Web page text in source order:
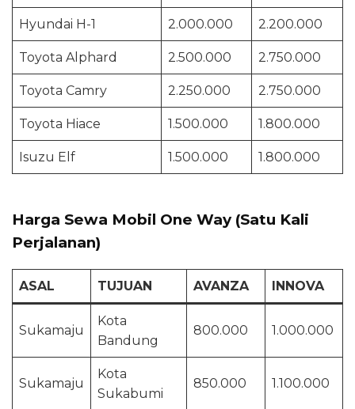
Hyundai H-1 2.000.000 2.200.000
Toyota Alphard 2.500.000 2.750.000
Toyota Camry 2.250.000 2.750.000
Toyota Hiace 1.500.000 1.800.000
Isuzu Elf 1.500.000 1.800.000
Harga Sewa Mobil One Way (Satu Kali
Perjalanan)
ASAL TUJUAN AVANZA INNOVA
Sukamaju
Kota
Bandung
800.000 1.000.000
Sukamaju
Kota
Sukabumi
850.000 1.100.000